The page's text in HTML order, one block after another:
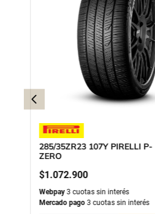
285/35ZR23 107Y PIRELLI P-
ZERO
$1.072.900
Webpay3 cuotas sin interés
Mercado pago3 cuotas sin interés